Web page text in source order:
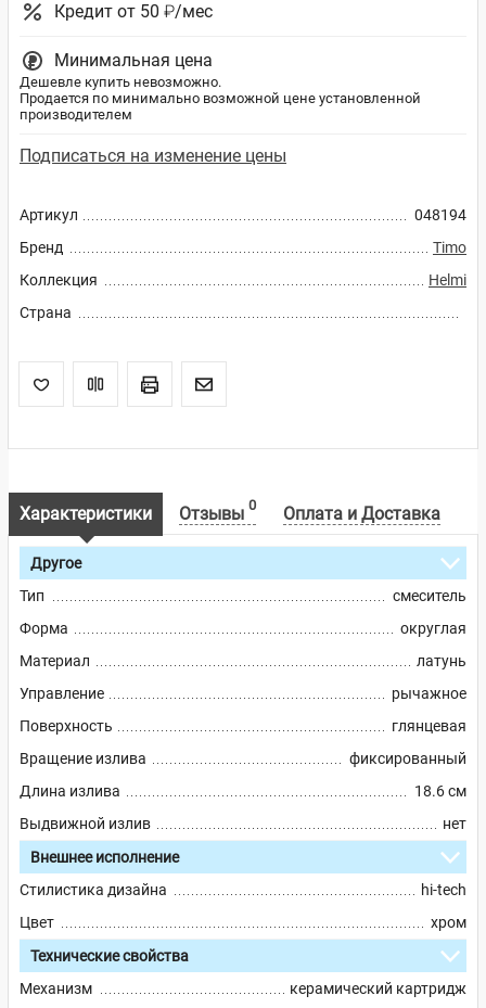
Артикул
048194
Бренд
Timo
Коллекция
Helmi
Страна
Кредит от 50 ₽/мес
Минимальная цена
Дешевле купить невозможно.
Продается по минимально возможной цене установленной
производителем
Подписаться на изменение цены
Характеристики Отзывы 0 Оплата и Доставка
Другое
Тип
смеситель
Форма
округлая
Материал
латунь
Управление
рычажное
Поверхность
глянцевая
Вращение излива
фиксированный
Длина излива
18.6 см
Выдвижной излив
нет
Внешнее исполнение
Стилистика дизайна
hi-tech
Цвет
хром
Технические свойства
Механизм
керамический картридж